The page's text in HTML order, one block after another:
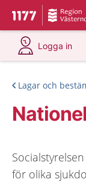
Till startsidan för
Du har
Logga in
på 1177.se
Lagar och
för olika